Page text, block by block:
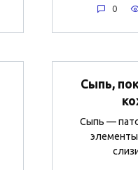
0
Сыпь,
Сыпь —